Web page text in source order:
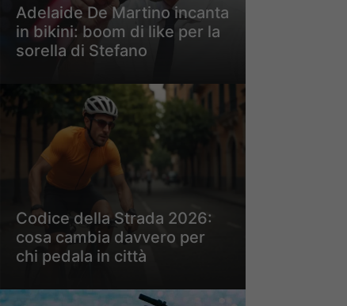
Adelaide De Martino incanta
in bikini: boom di like per la
sorella di Stefano
Codice della Strada 2026:
cosa cambia davvero per
chi pedala in città